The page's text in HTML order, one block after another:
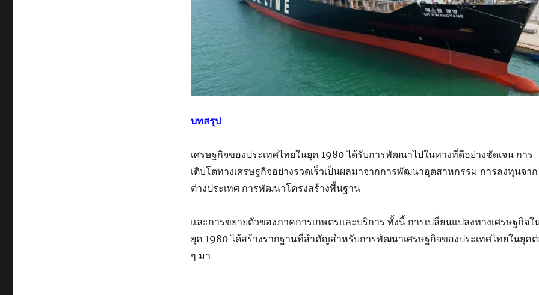
บทสรุป
เศรษฐกิจของประเทศไทยในยุค 1980 ได้รับการพัฒนาไปในทางที่ดีอย่างชัดเจน การ
เติบโตทางเศรษฐกิจอย่างรวดเร็วเป็นผลมาจากการพัฒนาอุตสาหกรรม การลงทุนจาก
ต่างประเทศ การพัฒนาโครงสร้างพื้นฐาน
และการขยายตัวของภาคการเกษตรและบริการ ทั้งนี้ การเปลี่ยนแปลงทางเศรษฐกิจใ
ยุค 1980 ได้สร้างรากฐานที่สำคัญสำหรับการพัฒนาเศรษฐกิจของประเทศไทยในยุค
ๆ มา